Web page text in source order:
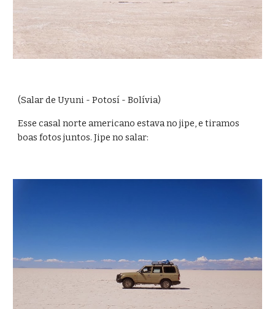
(Salar de Uyuni - Potosí - Bolívia)
Esse casal norte americano estava no jipe, e tiramos
boas fotos juntos. Jipe no salar: